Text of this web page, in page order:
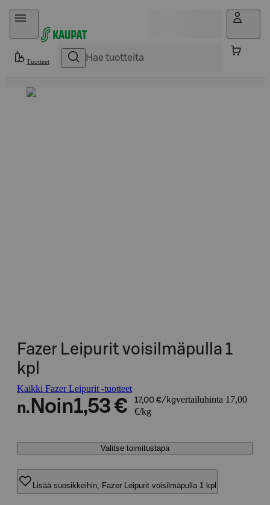
Hyppää sisältöön
Tuotteet
Fazer Leipurit voisilmäpulla 1
kpl
Kaikki Fazer Leipurit -tuotteet
n. Noin1,53 € 17,00 €/kgvertailuhinta 17,00
€/kg
Valitse toimitustapa
Lisää suosikkeihin, Fazer Leipurit voisilmäpulla 1 kpl